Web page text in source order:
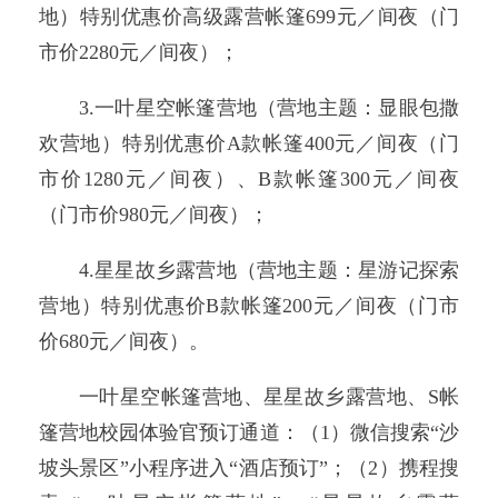
地）特别优惠价高级露营帐篷699元／间夜（门
市价2280元／间夜）；
3.一叶星空帐篷营地（营地主题：显眼包撒
欢营地）特别优惠价A款帐篷400元／间夜（门
市价1280元／间夜）、B款帐篷300元／间夜
（门市价980元／间夜）；
4.星星故乡露营地（营地主题：星游记探索
营地）特别优惠价B款帐篷200元／间夜（门市
价680元／间夜）。
一叶星空帐篷营地、星星故乡露营地、S帐
篷营地校园体验官预订通道：（1）微信搜索“沙
坡头景区”小程序进入“酒店预订”；（2）携程搜